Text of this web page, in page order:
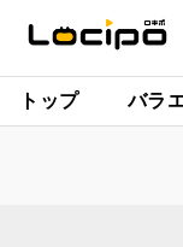
トップ バラ